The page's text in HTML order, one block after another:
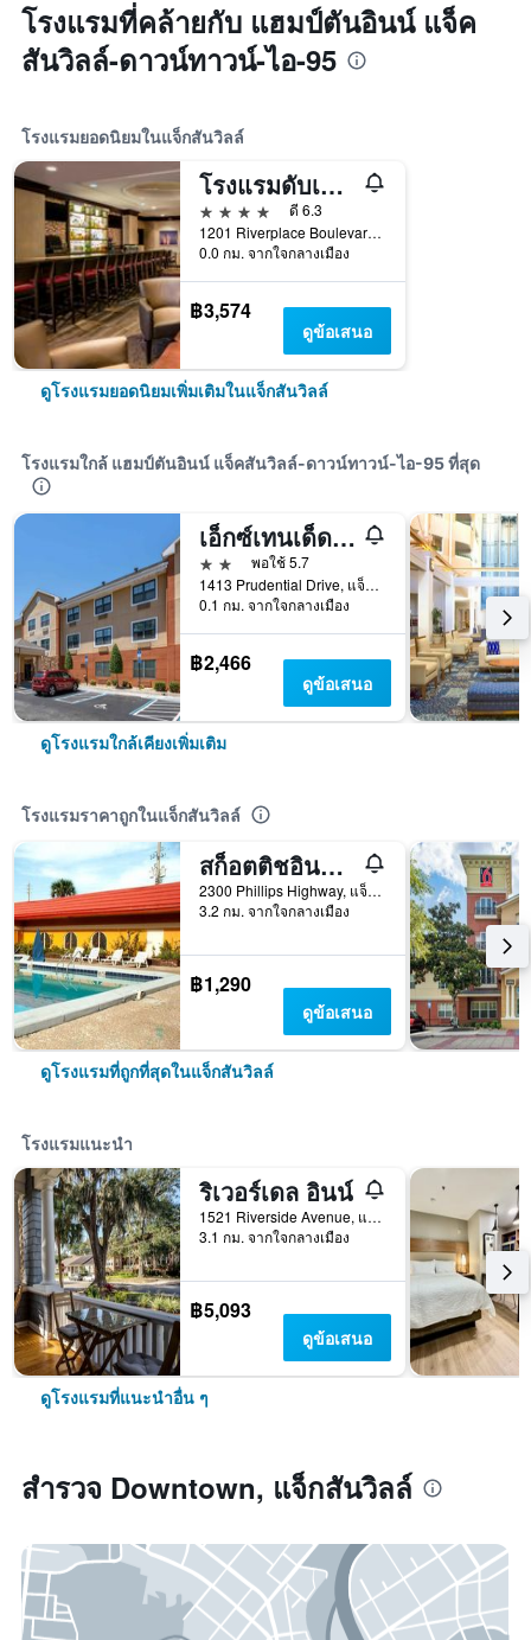
โรงแรมที่คล้ายกับ แฮมป์ตันอินน์ แจ็ค
สันวิลล์-ดาวน์ทาวน์-ไอ-95
โรงแรมยอดนิยมในแจ็กสันวิลล์
โรงแรมดับเบิลทรีบายฮิลตัน แจ็คสันวิลล์ ริเวอร์ฟรอนท์
4 ดาว
ดี 6.3
1201 Riverplace Boulevard, แจ็กสันวิลล์, FL, สหรัฐอเมริกา
0.0 กม. จากใจกลางเมือง
฿3,574
ดูข้อเสนอ
ดูโรงแรมยอดนิยมเพิ่มเติมในแจ็กสันวิลล์
โรงแรมใกล้ แฮมป์ตันอินน์ แจ็คสันวิลล์-ดาวน์ทาวน์-ไอ-95 ที่สุด
เอ็กซ์เทนเด็ดสเตย์ อเมริกา สวีท แจ็คสันวิลล์ ศูนย์การประชุมริเวอร์วอล์ค
2 ดาว
พอใช้ 5.7
1413 Prudential Drive, แจ็กสันวิลล์, FL, สหรัฐอเมริกา
0.1 กม. จากใจกลางเมือง
฿2,466
ดูข้อเสนอ
ดูโรงแรมใกล้เคียงเพิ่มเติม
โรงแรมราคาถูกในแจ็กสันวิลล์
สก็อตติชอินน์ แจ็คสันวิลล์ ดาวน์ทาวน์
2300 Phillips Highway, แจ็กสันวิลล์, FL, สหรัฐอเมริกา
3.2 กม. จากใจกลางเมือง
฿1,290
ดูข้อเสนอ
ดูโรงแรมที่ถูกที่สุดในแจ็กสันวิลล์
โรงแรมแนะนำ
ริเวอร์เดล อินน์
1521 Riverside Avenue, แจ็กสันวิลล์, FL, สหรัฐอเมริกา
3.1 กม. จากใจกลางเมือง
฿5,093
ดูข้อเสนอ
ดูโรงแรมที่แนะนำอื่น ๆ
สำรวจ Downtown, แจ็กสันวิลล์